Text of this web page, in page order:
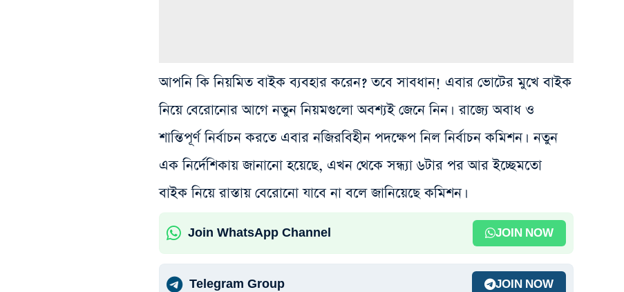
আপনি কি নিয়মিত বাইক ব্যবহার করেন? তবে সাবধান! এবার ভোটের মুখে বাইক
নিয়ে বেরোনোর আগে নতুন নিয়মগুলো অবশ্যই জেনে নিন। রাজ্যে অবাধ ও
শান্তিপূর্ণ নির্বাচন করতে এবার নজিরবিহীন পদক্ষেপ নিল নির্বাচন কমিশন। নতুন
এক নির্দেশিকায় জানানো হয়েছে, এখন থেকে সন্ধ্যা ৬টার পর আর ইচ্ছেমতো
বাইক নিয়ে রাস্তায় বেরোনো যাবে না বলে জানিয়েছে কমিশন।
Join WhatsApp Channel JOIN NOW
Telegram Group JOIN NOW